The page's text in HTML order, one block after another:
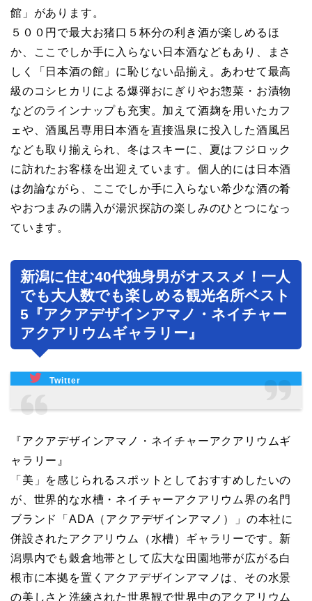
館」があります。
５００円で最大お猪口５杯分の利き酒が楽しめるほ
か、ここでしか手に入らない日本酒などもあり、まさ
しく「日本酒の館」に恥じない品揃え。あわせて最高
級のコシヒカリによる爆弾おにぎりやお惣菜・お漬物
などのラインナップも充実。加えて酒麹を用いたカフ
ェや、酒風呂専用日本酒を直接温泉に投入した酒風呂
なども取り揃えられ、冬はスキーに、夏はフジロック
に訪れたお客様を出迎えています。個人的には日本酒
は勿論ながら、ここでしか手に入らない希少な酒の肴
やおつまみの購入が湯沢探訪の楽しみのひとつになっ
ています。
新潟に住む40代独身男がオススメ！一人
でも大人数でも楽しめる観光名所ベスト
5『アクアデザインアマノ・ネイチャー
アクアリウムギャラリー』
Twitter
『アクアデザインアマノ・ネイチャーアクアリウムギ
ャラリー』
「美」を感じられるスポットとしておすすめしたいの
が、世界的な水槽・ネイチャーアクアリウム界の名門
ブランド「ADA（アクアデザインアマノ）」の本社に
併設されたアクアリウム（水槽）ギャラリーです。新
潟県内でも穀倉地帯として広大な田園地帯が広がる白
根市に本拠を置くアクアデザインアマノは、その水景
の美しさと洗練された世界観で世界中のアクアリウム